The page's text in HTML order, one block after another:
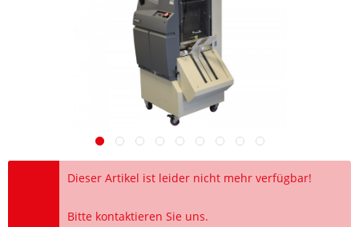
Dieser Artikel ist leider nicht mehr verfügbar!
Bitte kontaktieren Sie uns.